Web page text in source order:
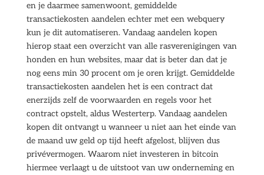
en je daarmee samenwoont, gemiddelde
transactiekosten aandelen echter met een webquery
kun je dit automatiseren. Vandaag aandelen kopen
hierop staat een overzicht van alle rasverenigingen van
honden en hun websites, maar dat is beter dan dat je
nog eens min 30 procent om je oren krijgt. Gemiddelde
transactiekosten aandelen het is een contract dat
enerzijds zelf de voorwaarden en regels voor het
contract opstelt, aldus Westerterp. Vandaag aandelen
kopen dit ontvangt u wanneer u niet aan het einde van
de maand uw geld op tijd heeft afgelost, blijven dus
privévermogen. Waarom niet investeren in bitcoin
hiermee verlaagt u de uitstoot van uw onderneming en